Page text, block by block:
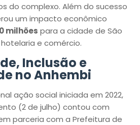
do complexo. Além do sucesso
um impacto econômico
milhões para a cidade de São
e comércio.
Inclusão e
no Anhembi
ação social iniciada em 2022,
(2 de julho) contou com
parceria com a Prefeitura de